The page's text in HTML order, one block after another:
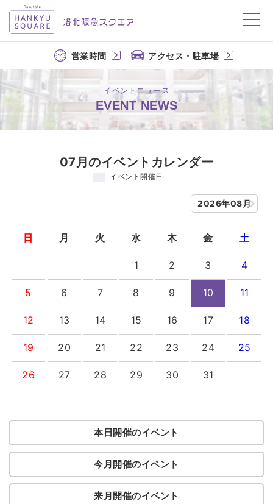
洛北阪急スクエア
営業時間 アクセス・駐車場
イベントニュース
EVENT NEWS
07月のイベントカレンダー
イベント開催日
2026年08月
日 月 火 水 木 金 土
1 2 3 4
5 6 7 8 9 10 11
12 13 14 15 16 17 18
19 20 21 22 23 24 25
26 27 28 29 30 31
本日開催のイベント
今月開催のイベント
来月開催のイベント